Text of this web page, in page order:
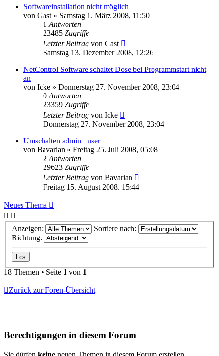
Softwareinstallation nicht möglich
von Gast » Samstag 1. März 2008, 11:50
1 Antworten
23485 Zugriffe
Letzter Beitrag von Gast
Samstag 13. Dezember 2008, 12:26
NetControl Software schaltet Dose bei Programmstart nicht
an
von Icke » Donnerstag 27. November 2008, 23:04
0 Antworten
23359 Zugriffe
Letzter Beitrag von Icke
Donnerstag 27. November 2008, 23:04
Umschalten admin - user
von Bavarian » Freitag 25. Juli 2008, 05:08
2 Antworten
29623 Zugriffe
Letzter Beitrag von Bavarian
Freitag 15. August 2008, 15:44
Neues Thema
Anzeigen:
Sortiere nach:
Richtung:
18 Themen • Seite 1 von 1
Zurück zur Foren-Übersicht
Berechtigungen in diesem Forum
Sie dürfen keine neuen Themen in diesem Forum erstellen.